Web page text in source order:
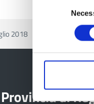
2018 Ultima
Provincia di